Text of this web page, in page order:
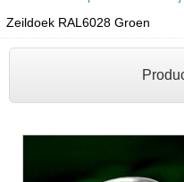
Zeildoek RAL6028 Groen